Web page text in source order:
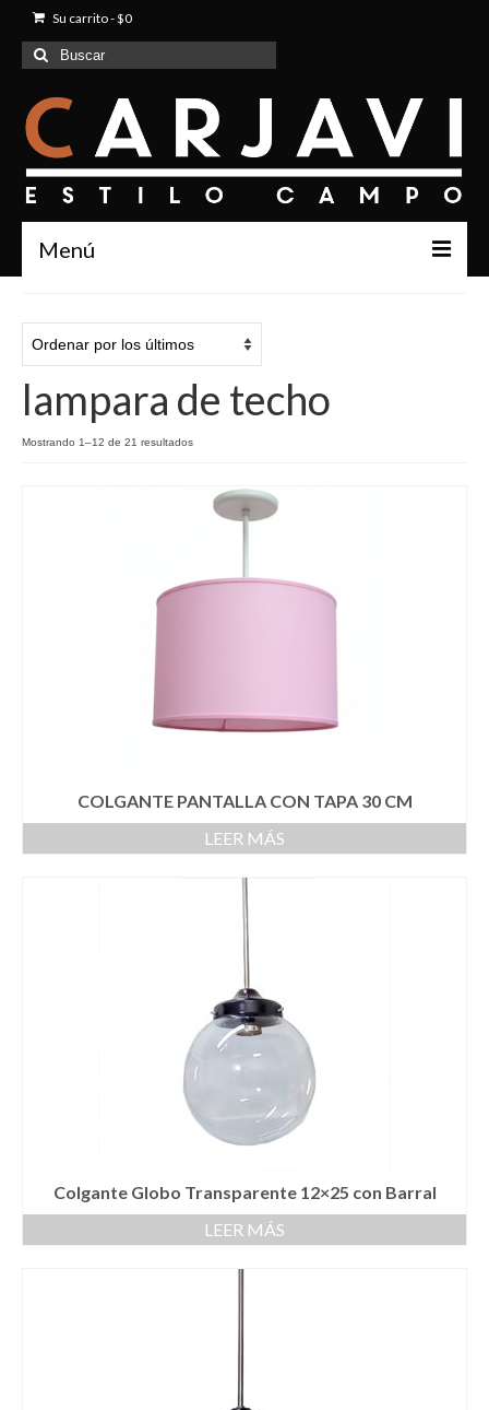
Su carrito-$0
Buscar
por:
Menú
Quienes Somos
Productos
Contacto
lampara de techo
Mostrando 1–12 de 21 resultados
COLGANTE PANTALLA CON TAPA 30 CM
LEER MÁS
Colgante Globo Transparente 12×25 con Barral
LEER MÁS